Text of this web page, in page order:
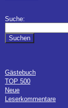
Suche:
Gästebuch
TOP 500
Neue
Leserkommentare